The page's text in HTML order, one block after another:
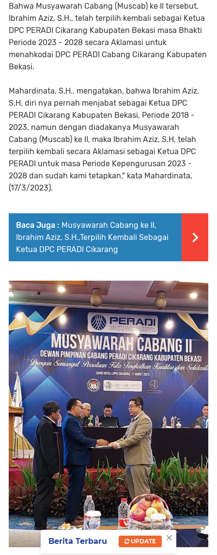
Bahwa Musyawarah Cabang (Muscab) ke II tersebut,
Ibrahim Aziz, S.H., telah terpilih kembali sebagai Ketua
DPC PERADI Cikarang Kabupaten Bekasi masa Bhakti
Periode 2023 - 2028 secara Aklamasi untuk
menahkodai DPC PERADI Cabang Cikarang Kabupaten
Bekasi.
Mahardinata, S.H., mengatakan, bahwa Ibrahim Aziz,
S.H, diri nya pernah menjabat sebagai Ketua DPC
PERADI Cikarang Kabupaten Bekasi, Periode 2018 -
2023, namun dengan diadakanya Musyawarah
Cabang (Muscab) ke II, maka Ibrahim Aziz, S.H, telah
terpilih kembali secara Aklamasi sebagai Ketua DPC
PERADI untuk masa Periode Kepengurusan 2023 -
2028 dan sudah kami tetapkan," kata Mahardinata,
(17/3/2023).
Baca Juga : Musyawarah Cabang ke II,
Ibrahim Aziz, S.H.,Terpilih Kembali Sebagai
Ketua DPC PERADI Cikarang
×
Berita Terbaru UPDATE